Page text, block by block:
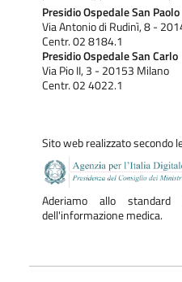
Presidio Ospedale San Paolo
Via Antonio di Rudinì, 8 -
Centr. 02 8184.1
Presidio Ospedale San Carlo
Via Pio II, 3 - 20153 Milano
Centr. 02 4022.1
Sito web realizzato secondo
Aderiamo allo standard
dell'informazione medica.